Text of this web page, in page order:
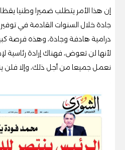
إن هذا الأمر يتطلب ضميرا وطنيا
جادة خلال السنوات القادمة في
درامية هادفة وجادة، وهذه فرصة
لأنها لن تعوض، فهناك إرادة رئاسية
نعمل جميعا من أجل ذلك، وإلا فلن